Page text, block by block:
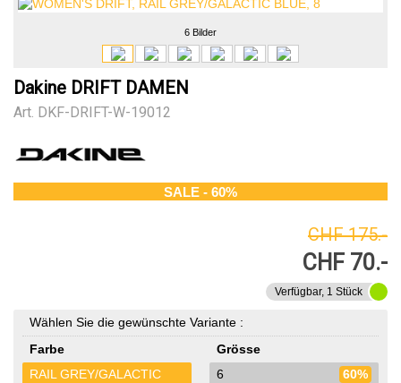
6 Bilder
Dakine DRIFT DAMEN
Art. DKF-DRIFT-W-19012
SALE - 60%
CHF 175.-
CHF 70.-
Verfügbar, 1 Stück
Wählen Sie die gewünschte Variante :
Farbe
RAIL GREY/GALACTIC
Grösse
6
60%